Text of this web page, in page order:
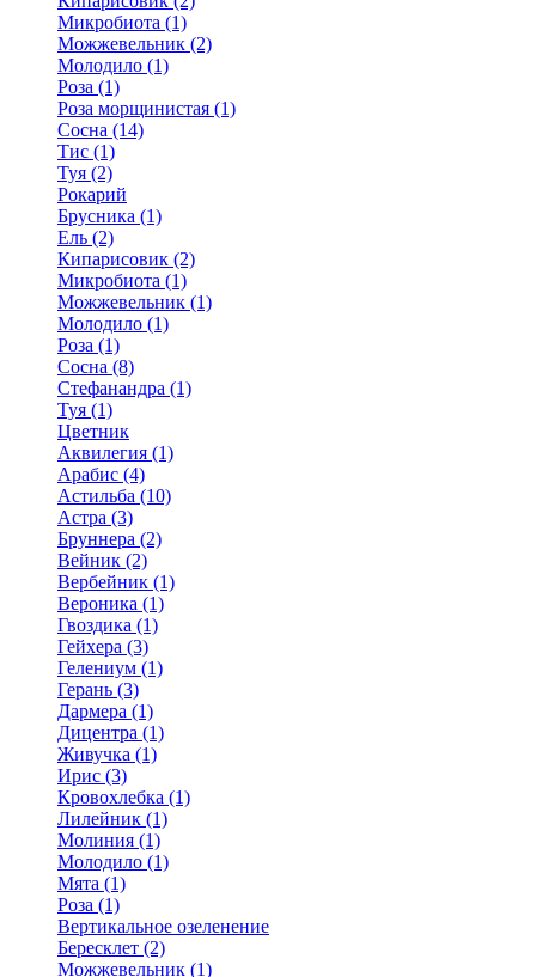
Микробиота (1)
Можжевельник (2)
Молодило (1)
Роза (1)
Роза морщинистая (1)
Сосна (14)
Тис (1)
Туя (2)
Рокарий
Брусника (1)
Ель (2)
Кипарисовик (2)
Микробиота (1)
Можжевельник (1)
Молодило (1)
Роза (1)
Сосна (8)
Стефанандра (1)
Туя (1)
Цветник
Аквилегия (1)
Арабис (4)
Астильба (10)
Астра (3)
Бруннера (2)
Вейник (2)
Вербейник (1)
Вероника (1)
Гвоздика (1)
Гейхера (3)
Гелениум (1)
Герань (3)
Дармера (1)
Дицентра (1)
Живучка (1)
Ирис (3)
Кровохлебка (1)
Лилейник (1)
Молиния (1)
Молодило (1)
Мята (1)
Роза (1)
Вертикальное озеленение
Бересклет (2)
Можжевельник (1)